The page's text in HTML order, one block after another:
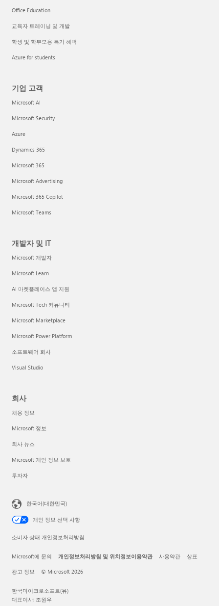
Office Education
교육자 트레이닝 및 개발
학생 및 학부모용 특가 혜택
Azure for students
기업 고객
Microsoft AI
Microsoft Security
Azure
Dynamics 365
Microsoft 365
Microsoft Advertising
Microsoft 365 Copilot
Microsoft Teams
개발자 및 IT
Microsoft 개발자
Microsoft Learn
AI 마켓플레이스 앱 지원
Microsoft Tech 커뮤니티
Microsoft Marketplace
Microsoft Power Platform
소프트웨어 회사
Visual Studio
회사
채용 정보
Microsoft 정보
회사 뉴스
Microsoft 개인 정보 보호
투자자
한국어(대한민국)
개인 정보 선택 사항
소비자 상태 개인정보처리방침
Microsoft에 문의 개인정보처리방침 및 위치정보이용약관 사용약관 상표
광고 정보 © Microsoft 2026
한국마이크로소프트(유)
대표이사: 조원우